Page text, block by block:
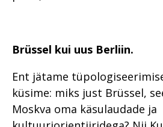
Brüssel kui uus Berliin.
Ent jätame
küsime: miks just Brüssel,
Moskva oma käsulaudade ja